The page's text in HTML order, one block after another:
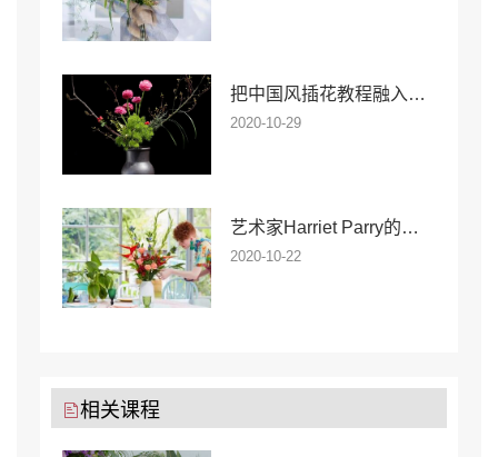
把中国风插花教程融入花艺，到底可以有多美？
2020-10-29
艺术家Harriet Parry的奇妙花卉世界
2020-10-22
相关课程